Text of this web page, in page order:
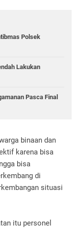
Polsek
Lakukan
Pasca Final
binaan dan
karena bisa
bisa
di
situasi
itu personel